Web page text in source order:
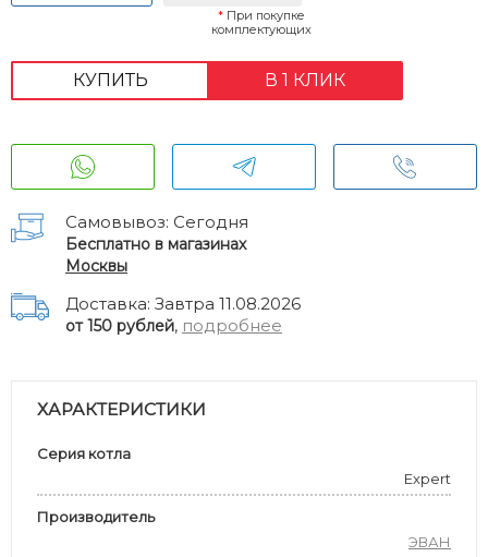
*При покупке
комплектующих
КУПИТЬ В 1 КЛИК
Самовывоз: Сегодня
Бесплатно в магазинах
Москвы
Доставка: Завтра 11.08.2026
от 150 рублей, подробнее
ХАРАКТЕРИСТИКИ
Серия котла
Expert
Производитель
ЭВАН